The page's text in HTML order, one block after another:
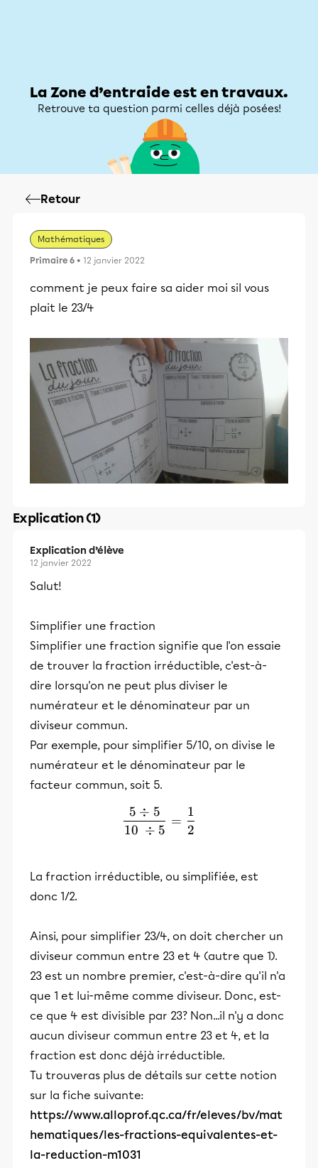
La Zone d’entraide est en travaux.
Retrouve ta question parmi celles déjà posées!
Retour
Mathématiques
Primaire 6 • 12 janvier 2022
comment je peux faire sa aider moi sil vous
plait le 23/4
Explication (1)
Explication d’élève
12 janvier 2022
Salut!
Simplifier une fraction
Simplifier une fraction signifie que l'on essaie
de trouver la fraction irréductible, c'est-à-
dire lorsqu'on ne peut plus diviser le
numérateur et le dénominateur par un
diviseur commun.
Par exemple, pour simplifier 5/10, on divise le
numérateur et le dénominateur par le
facteur commun, soit 5.
\frac{5÷5}{10
10 ÷ 5
5 ÷ 5
=
2
1
La fraction irréductible, ou simplifiée, est
donc 1/2.
Ainsi, pour simplifier 23/4, on doit chercher un
diviseur commun entre 23 et 4 (autre que 1).
23 est un nombre premier, c'est-à-dire qu'il n'a
que 1 et lui-même comme diviseur. Donc, est-
ce que 4 est divisible par 23? Non...il n'y a donc
aucun diviseur commun entre 23 et 4, et la
fraction est donc déjà irréductible.
Tu trouveras plus de détails sur cette notion
sur la fiche suivante:
https://www.alloprof.qc.ca/fr/eleves/bv/mat
hematiques/les-fractions-equivalentes-et-
la-reduction-m1031